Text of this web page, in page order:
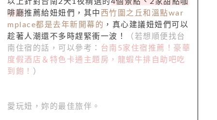
啡廳推薦給妞妞們，其中 西竹圍之丘和溫點war
mplace都是去年新開幕的 ，真心建議妞妞們可以
趁著人潮還不多時趕緊衝一波！
（若想順便找台
南住宿的話，可以參考：
台南5家住宿推薦！豪華
度假酒店＆特色卡通主題房，龍蝦牛排自助吧吃
到飽！
）
愛玩妞，妳的最佳旅伴。